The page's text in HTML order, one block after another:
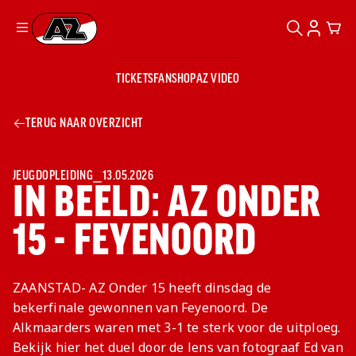
Ga naar onze homepage
TICKETSFANSHOPAZ VIDEO
AZ 1
VROUWEN
JONG AZ
FANSHOP
BUSINESS
AZ Business
Wat is AZ
AZ Business
Events
Losse tickets
Kees Kist
Georg Kessler
Lounge
Skybox
Exposure
Partnership
Bestel je
NieuwsNIEUWS
Teams
TEAMS
Club & Fans
CLUB & FANS
JEUGDOPLEIDING
ZOEKEN
TERUG NAAR OVERZICHT
IN BEELD: AZ ONDER
15 - FEYENOORD
JEUGDOPLEIDING 13.05.2026
ZAANSTAD- AZ Onder 15 heeft dinsdag de
bekerfinale gewonnen van Feyenoord. De
Alkmaarders waren met 3-1 te sterk voor de uitploeg.
Bekijk hier het duel door de lens van fotograaf Ed van